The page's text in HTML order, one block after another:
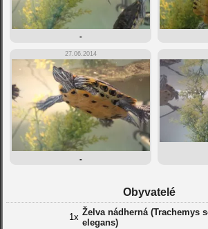
-
27.06.2014
-
Obyvatelé
1x Želva nádherná (Trachemys
elegans)